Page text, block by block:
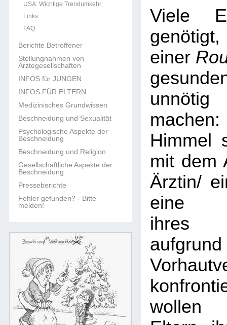
USA: Wichtige Trendumkehr
Links
FAQ
Berichte Betroffener
Stellungnahmen von
Ärztegesellschaften
INFOS für JUNGEN
INFOS FÜR ELTERN
Medizinisches Grundwissen
Beschneidung und Sexualität
Psychologische Aspekte der
Beschneidung
Beschneidung und Religion
Gesellschaftliche Aspekte der
Beschneidung
Presseberichte
Fehler gefunden? - Bitte
melden!
Viele
einer
Himmel
mit dem
Ärztin/
eine
ihres
wollen